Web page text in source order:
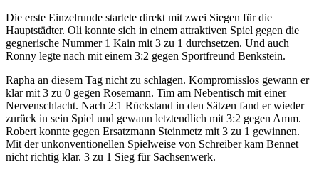
Die erste Einzelrunde startete direkt mit zwei Siegen für die
Hauptstädter. Oli konnte sich in einem attraktiven Spiel gegen die
gegnerische Nummer 1 Kain mit 3 zu 1 durchsetzen. Und auch
Ronny legte nach mit einem 3:2 gegen Sportfreund Benkstein.
Rapha an diesem Tag nicht zu schlagen. Kompromisslos gewann er
klar mit 3 zu 0 gegen Rosemann. Tim am Nebentisch mit einer
Nervenschlacht. Nach 2:1 Rückstand in den Sätzen fand er wieder
zurück in sein Spiel und gewann letztendlich mit 3:2 gegen Amm.
Robert konnte gegen Ersatzmann Steinmetz mit 3 zu 1 gewinnen.
Mit der unkonventionellen Spielweise von Schreiber kam Bennet
nicht richtig klar. 3 zu 1 Sieg für Sachsenwerk.